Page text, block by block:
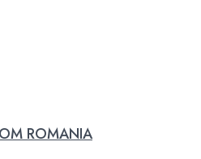
ROMANIA